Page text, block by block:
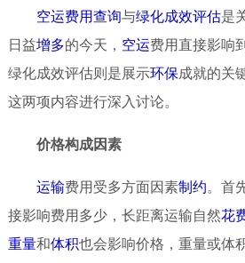
空运费用查询与绿化成效评估是
日益增多的今天， 空运费用直接影响
绿化成效评估则是展示环保成就的关
这两项内容进行深入讨论。
价格构成因素
运输费用受多方面因素制约。首
接影响费用多少，长距离运输自然花
重量和体积也会影响价格，重量或体